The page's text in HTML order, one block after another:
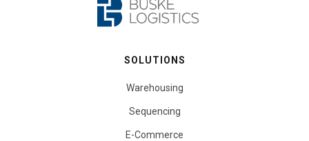
SOLUTIONS
Warehousing
Sequencing
E-Commerce